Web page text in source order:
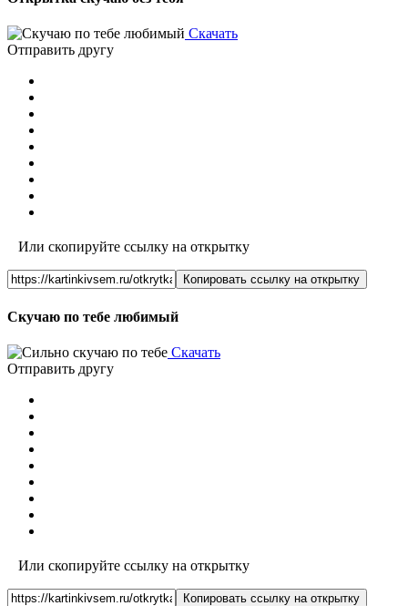
Скачать
Отправить другу
Или скопируйте ссылку на открытку
Копировать ссылку на открытку
Скучаю по тебе любимый
Скачать
Отправить другу
Или скопируйте ссылку на открытку
Копировать ссылку на открытку